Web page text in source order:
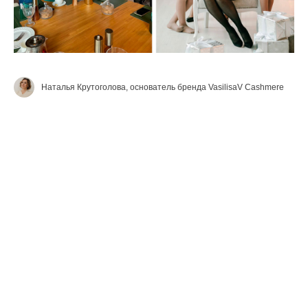
Наталья Крутоголова, основатель бренда VasilisaV Cashmere